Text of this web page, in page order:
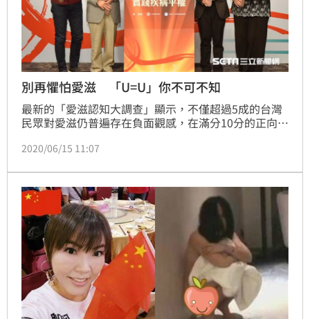
別再懼怕愛滋 「U=U」你不可不知
最新的「愛滋認知大調查」顯示，不僅超過5成的台灣
民眾對愛滋仍普遍存在負面觀感，在滿分10分的正向態
愛滋與感染者具有相當程度的歧視，即便感染者經過穩
2020/06/15 11:07